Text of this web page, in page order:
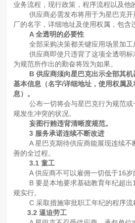
业务流程，现行政策，程序流程以及他
供应商必需发布将用于为星巴克开
厂的名字，详细地址及使用权属，包含
A 全透明的必要性
全部采购决策都关键应用场景加工
供应商即使只违背了这项全透明标
为规范所作出的勤奋将毁为如果。
B 供应商须向星巴克出示全部其
基本信息（名字/详细地址，使用权属
息）。
公布一切将会与星巴克行为规范或
规发生冲突的状况。
妄图行贿违背清晰度规范。
3 服务承诺连续不断改进
A 星巴克期待供应商能展现连续不
善的全过程。
3.1 童工
A 供应商不可以雇佣一切低于16岁
B 要是本地要求基础教育年纪超出
规实行。
C 采取措施审批职工年纪的程序流
3.2 逼迫劳工